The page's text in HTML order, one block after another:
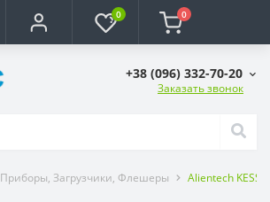
0 0
+38 (096) 332-70-20
Заказать звонок
Приборы, Загрузчики, Флешеры Alientech KESS